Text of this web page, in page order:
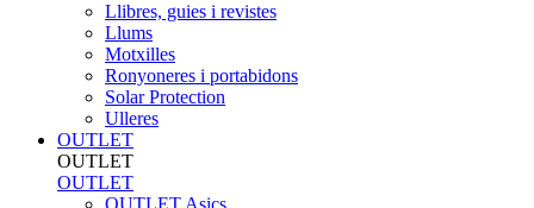
Llibres, guies i revistes
Llums
Motxilles
Ronyoneres i portabidons
Solar Protection
Ulleres
OUTLET
OUTLET
OUTLET
OUTLET Asics